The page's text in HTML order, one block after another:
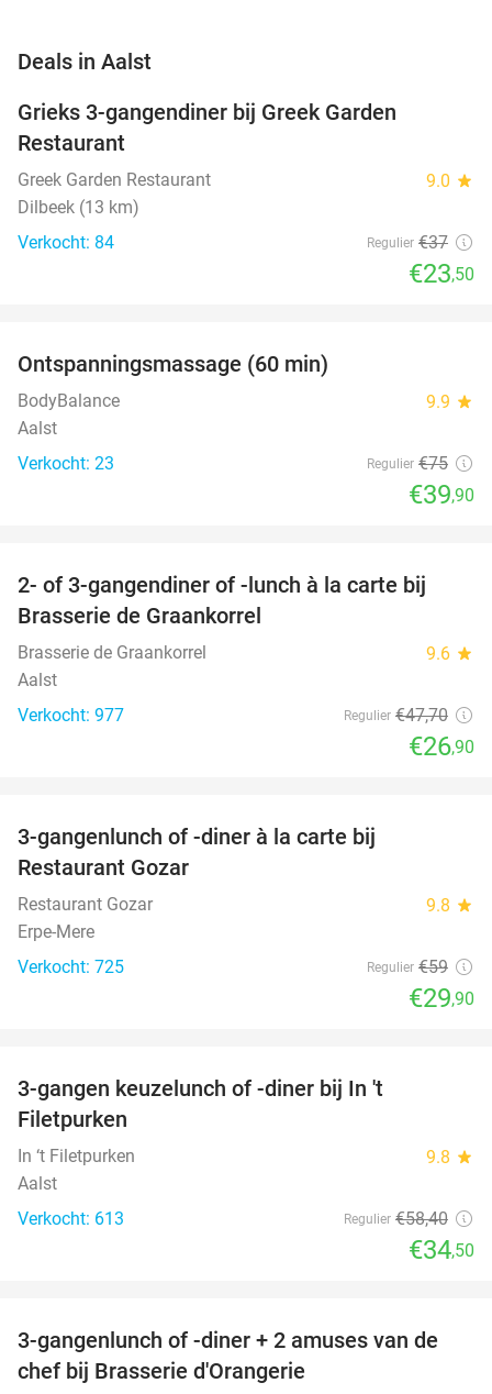
Deals in Aalst
Grieks 3-gangendiner bij Greek Garden
Restaurant
Greek Garden Restaurant 9.0 star
Dilbeek (13 km)
Verkocht: 84
Regulier €37
€23,50
Ontspanningsmassage (60 min)
BodyBalance 9.9 star
Aalst
Verkocht: 23
Regulier €75
€39,90
44%
2- of 3-gangendiner of -lunch à la carte bij
Brasserie de Graankorrel
Brasserie de Graankorrel 9.6 star
Aalst
Verkocht: 977
Regulier €47,70
€26,90
3-gangenlunch of -diner à la carte bij
Restaurant Gozar
Restaurant Gozar 9.8 star
Erpe-Mere
Verkocht: 725
Regulier €59
€29,90
3-gangen keuzelunch of -diner bij In 't
Filetpurken
In ‘t Filetpurken 9.8 star
Aalst
Verkocht: 613
Regulier €58,40
€34,50
48%
3-gangenlunch of -diner + 2 amuses van de
chef bij Brasserie d'Orangerie